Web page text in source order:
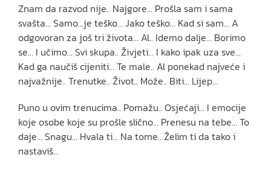
Znam da razvod nije.. Najgore… Prošla sam i sama
svašta… Samo…je teško… Jako teško… Kad si sam… A
odgovoran za još tri života… Al.. Idemo dalje… Borimo
se… I učimo… Svi skupa.. Živjeti… I kako ipak uza sve…
Kad ga naučiš cijeniti… Te male.. Al ponekad najveće i
najvažnije.. Trenutke.. Život.. Može.. Biti… Lijep…
Puno u ovim trenucima.. Pomažu.. Osjećaji… I emocije
koje osobe koje su prošle slično… Prenesu na tebe… To
daje… Snagu… Hvala ti… Na tome.. Želim ti da tako i
nastaviš…